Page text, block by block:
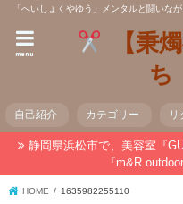
「へいしょくやゆう」メンタルと闘いな
【秉
ち
menu
自己紹介 カテゴリー リ
静岡県浜松市で、美容室『
『m&R
HOME 1635982255110